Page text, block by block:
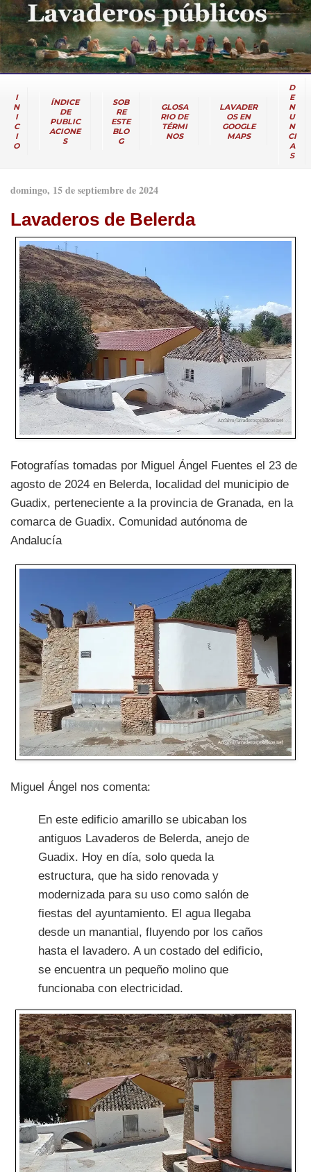
I
N
I
C
I
O
ÍNDICE
DE
PUBLIC
ACIONE
S
SOB
RE
ESTE
BLO
G
GLOSA
RIO DE
TÉRMI
NOS
LAVADER
OS EN
GOOGLE
MAPS
D
E
N
U
N
CI
A
S
domingo, 15 de septiembre de 2024
Lavaderos de Belerda
Fotografías tomadas por Miguel Ángel Fuentes el 23 de
agosto de 2024 en Belerda, localidad del municipio de
Guadix, perteneciente a la provincia de Granada, en la
comarca de Guadix. Comunidad autónoma de
Andalucía
Miguel Ángel nos comenta:
En este edificio amarillo se ubicaban los
antiguos Lavaderos de Belerda, anejo de
Guadix. Hoy en día, solo queda la
estructura, que ha sido renovada y
modernizada para su uso como salón de
fiestas del ayuntamiento. El agua llegaba
desde un manantial, fluyendo por los caños
hasta el lavadero. A un costado del edificio,
se encuentra un pequeño molino que
funcionaba con electricidad.